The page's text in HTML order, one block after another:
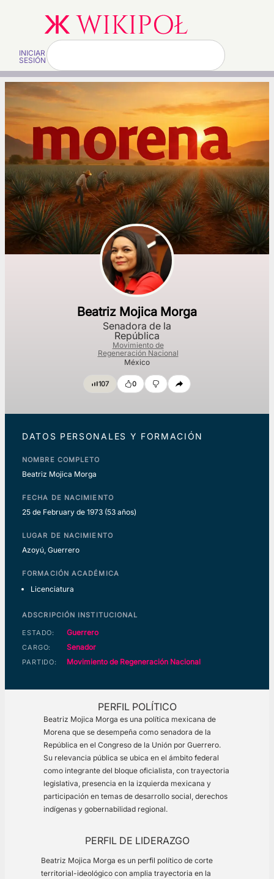
INICIAR
SESIÓN
Beatriz Mojica Morga
Senadora de la
República
Movimiento de
Regeneración Nacional
México
107 0
DATOS PERSONALES Y FORMACIÓN
NOMBRE COMPLETO
Beatriz Mojica Morga
FECHA DE NACIMIENTO
25 de February de 1973 (53 años)
LUGAR DE NACIMIENTO
Azoyú, Guerrero
FORMACIÓN ACADÉMICA
Licenciatura
ADSCRIPCIÓN INSTITUCIONAL
ESTADO: Guerrero
CARGO: Senador
PARTIDO: Movimiento de Regeneración Nacional
PERFIL POLÍTICO
Beatriz Mojica Morga es una política mexicana de
Morena que se desempeña como senadora de la
República en el Congreso de la Unión por Guerrero.
Su relevancia pública se ubica en el ámbito federal
como integrante del bloque oficialista, con trayectoria
legislativa, presencia en la izquierda mexicana y
participación en temas de desarrollo social, derechos
indígenas y gobernabilidad regional.
PERFIL DE LIDERAZGO
Beatriz Mojica Morga es un perfil político de corte
territorial-ideológico con amplia trayectoria en la